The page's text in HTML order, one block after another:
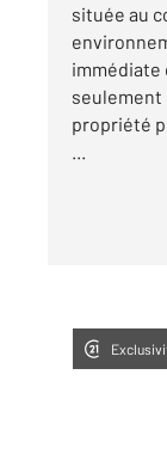
située au
immédiate
seulement
propriété
...